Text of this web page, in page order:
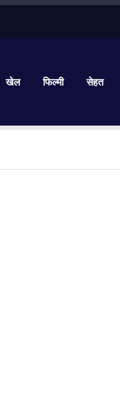
खेल फिल्मी सेहत